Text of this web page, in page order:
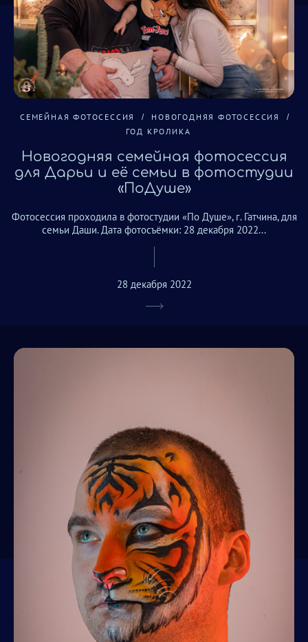
СЕМЕЙНАЯ ФОТОСЕССИЯ
НОВОГОДНЯЯ ФОТОСЕССИЯ
ГОД КРОЛИКА
Новогодняя семейная фотосессия
для Дарьи и её семьи в фотостудии
«ПоДуше»
Фотосессия проходила в фотостудии «По Душе», г. Гатчина, для
семьи Даши. Дата фотосъёмки: 28 декабря 2022...
28 декабря 2022